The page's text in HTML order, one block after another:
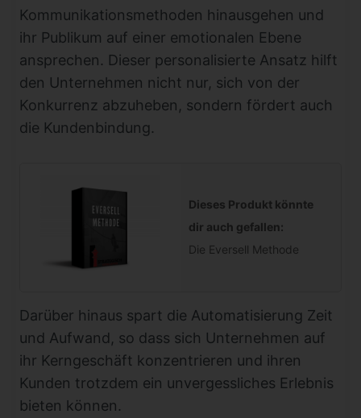
Kommunikationsmethoden hinausgehen und
ihr Publikum auf einer emotionalen Ebene
ansprechen. Dieser personalisierte Ansatz hilft
den Unternehmen nicht nur, sich von der
Konkurrenz abzuheben, sondern fördert auch
die Kundenbindung.
Dieses Produkt könnte
dir auch gefallen:
Die Eversell Methode
Darüber hinaus spart die Automatisierung Zeit
und Aufwand, so dass sich Unternehmen auf
ihr Kerngeschäft konzentrieren und ihren
Kunden trotzdem ein unvergessliches Erlebnis
bieten können.